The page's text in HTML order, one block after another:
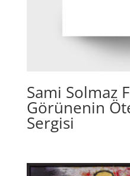
Sami Solmaz
Görünenin
Sergisi